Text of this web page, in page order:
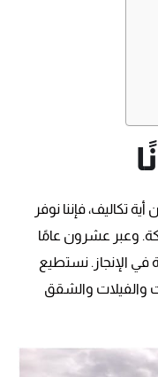
تكاليف، فإننا نوفر
وعبر عشرون عامًا
الإنجاز. نستطيع
والفيلات والشقق